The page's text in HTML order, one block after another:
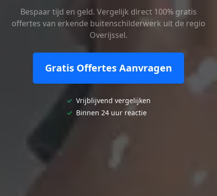
Bespaar tijd en geld. Vergelijk direct 100% gratis
offertes van erkende buitenschilderwerk uit de regio
Overijssel.
Gratis Offertes Aanvragen
✓ Vrijblijvend vergelijken
✓ Binnen 24 uur reactie